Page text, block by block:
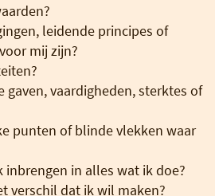
leidende principes of
mij zijn?
gaven, vaardigheden, sterktes of
punten of blinde vlekken waar
inbrengen in alles wat ik doe?
verschil dat ik wil maken?